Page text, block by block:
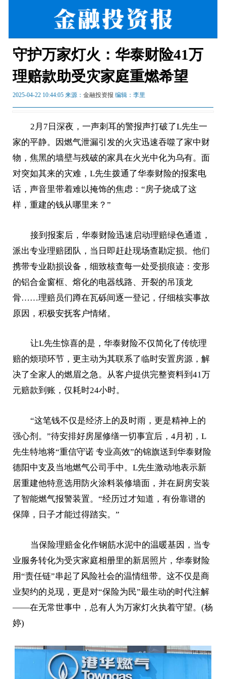
守护万家灯火：华泰财险41万
理赔款助受灾家庭重燃希望
2025-04-22 10:44:05 来源：金融投资报 编辑：李里
2月7日深夜，一声刺耳的警报声打破了L先生一
家的平静。因燃气泄漏引发的火灾迅速吞噬了家中财
物，焦黑的墙壁与残破的家具在火光中化为乌有。面
对突如其来的灾难，L先生拨通了华泰财险的报案电
话，声音里带着难以掩饰的焦虑：“房子烧成了这
样，重建的钱从哪里来？”
接到报案后，华泰财险迅速启动理赔绿色通道，
派出专业理赔团队，当日即赶赴现场查勘定损。他们
携带专业勘损设备，细致核查每一处受损痕迹：变形
的铝合金窗框、熔化的电器线路、开裂的吊顶龙
骨……理赔员们蹲在瓦砾间逐一登记，仔细核实事故
原因，积极安抚客户情绪。
让L先生惊喜的是，华泰财险不仅简化了传统理
赔的烦琐环节，更主动为其联系了临时安置房源，解
决了全家人的燃眉之急。从客户提供完整资料到41万
元赔款到账，仅耗时24小时。
“这笔钱不仅是经济上的及时雨，更是精神上的
强心剂。”待安排好房屋修缮一切事宜后，4月初，L
先生特地将“重信守诺 专业高效”的锦旗送到华泰财险
德阳中支及当地燃气公司手中。L先生激动地表示新
居重建他特意选用防火涂料装修墙面，并在厨房安装
了智能燃气报警装置。“经历过才知道，有份靠谱的
保障，日子才能过得踏实。”
当保险理赔金化作钢筋水泥中的温暖基因，当专
业服务转化为受灾家庭相册里的新居照片，华泰财险
用“责任链”串起了风险社会的温情纽带。这不仅是商
业契约的兑现，更是对“保险为民”最生动的时代注解
——在无常世事中，总有人为万家灯火执着守望。(杨
婷)